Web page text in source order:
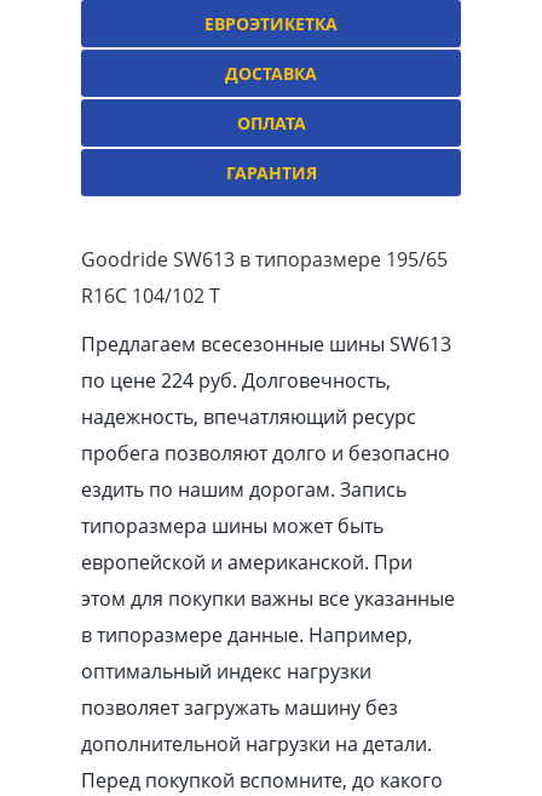
ЕВРОЭТИКЕТКА
ДОСТАВКА
ОПЛАТА
ГАРАНТИЯ
Goodride SW613 в типоразмере 195/65
R16C 104/102 T
Предлагаем всесезонные шины SW613
по цене 224 руб. Долговечность,
надежность, впечатляющий ресурс
пробега позволяют долго и безопасно
ездить по нашим дорогам. Запись
типоразмера шины может быть
европейской и американской. При
этом для покупки важны все указанные
в типоразмере данные. Например,
оптимальный индекс нагрузки
позволяет загружать машину без
дополнительной нагрузки на детали.
Перед покупкой вспомните, до какого